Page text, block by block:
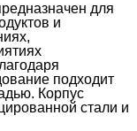
для
и
подходит
Корпус
стали и